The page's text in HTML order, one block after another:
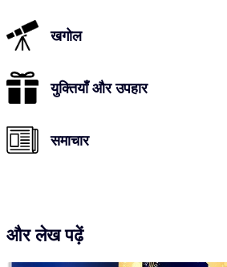
खगोल
युक्तियाँ और उपहार
समाचार
और लेख पढ़ें